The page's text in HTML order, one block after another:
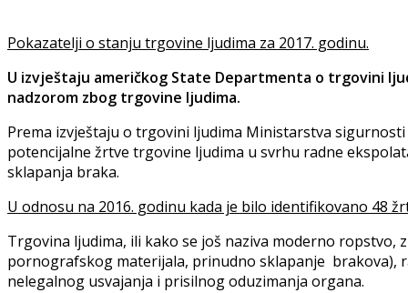
Pokazatelji o stanju trgovine ljudima za 2017. godinu.
U izvještaju američkog State Departmenta o trgovini
nadzorom zbog trgovine ljudima.
Prema izvještaju o trgovini ljudima Ministarstva
potencijalne žrtve trgovine ljudima u svrhu radne
sklapanja braka.
U odnosu na 2016. godinu kada je bilo identifikovano 48
Trgovina ljudima, ili kako se još naziva moderno
pornografskog materijala, prinudno sklapanje brakova),
nelegalnog usvajanja i prisilnog oduzimanja organa.